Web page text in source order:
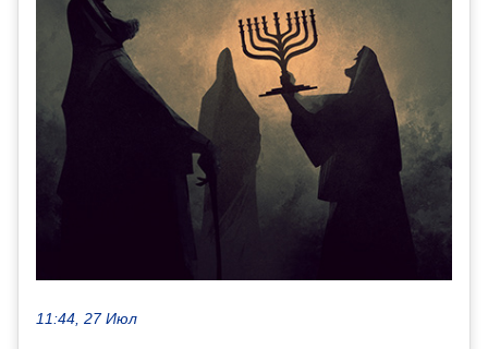
11:44, 27 Июл